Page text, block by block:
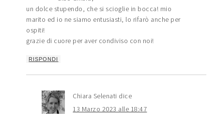
un dolce stupendo, che si scioglie in bocca! mio
marito ed io ne siamo entusiasti, lo rifarò anche per
ospiti!
grazie di cuore per aver condiviso con noi!
RISPONDI
Chiara Selenati dice
13 Marzo 2023 alle 18:47